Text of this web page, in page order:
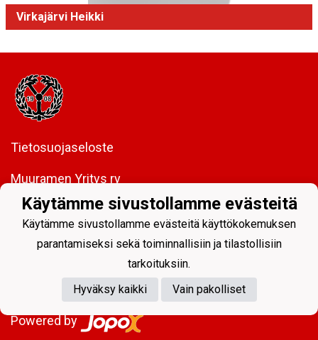
Virkajärvi Heikki
Tietosuojaseloste
Muuramen Yritys ry
Virastotie 2, 40950 Muurame
FI85 5089 5340 0005 06
Powered by
Käytämme sivustollamme evästeitä
Käytämme sivustollamme evästeitä käyttökokemuksen
parantamiseksi sekä toiminnallisiin ja tilastollisiin
tarkoituksiin.
Hyväksy kaikki
Vain pakolliset